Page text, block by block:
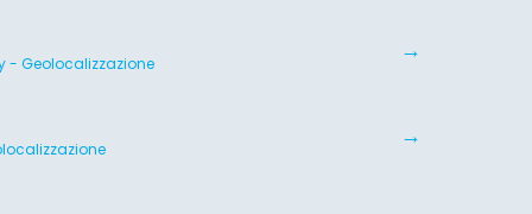
- Geolocalizzazione